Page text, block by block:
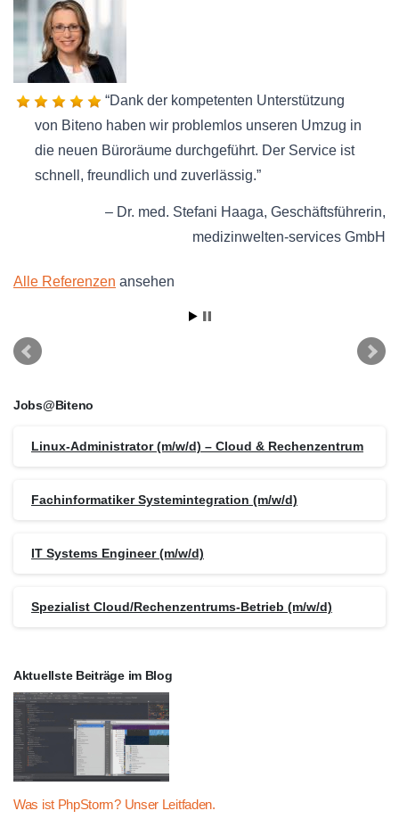
Dank der kompetenten Unterstützung
von Biteno haben wir problemlos unseren Umzug in
die neuen Büroräume durchgeführt. Der Service ist
schnell, freundlich und zuverlässig.
Dr. med. Stefani Haaga Geschäftsführerin
medizinwelten-services GmbH
Alle Referenzen ansehen
Jobs@Biteno
Linux-Administrator (m/w/d) – Cloud & Rechenzentrum
Fachinformatiker Systemintegration (m/w/d)
IT Systems Engineer (m/w/d)
Spezialist Cloud/Rechenzentrums-Betrieb (m/w/d)
Aktuellste Beiträge im Blog
Was ist PhpStorm? Unser Leitfaden.